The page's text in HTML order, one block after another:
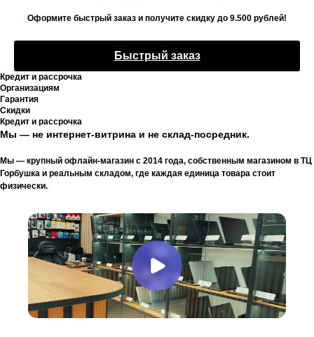
Оформите быстрый заказ и получите скидку до 9.500 рублей!
Быстрый заказ
Кредит и рассрочка
Организациям
Гарантия
Скидки
Кредит и рассрочка
Мы — не интернет-витрина и не склад-посредник.
Мы — крупный офлайн-магазин с 2014 года, собственным магазином в ТЦ
Горбушка и реальным складом, где каждая единица товара стоит
физически.